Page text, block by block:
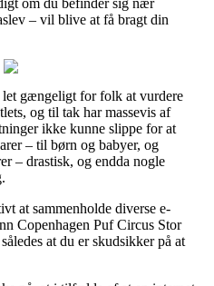
– vil blive at få bragt din
gængeligt for folk at vurdere
og til tak har massevis af
ikke kunne slippe for at
– til børn og babyer, og
– drastisk, og endda nogle
at sammenholde diverse e-
Copenhagen Puf Circus Stor
at du er skudsikker på at